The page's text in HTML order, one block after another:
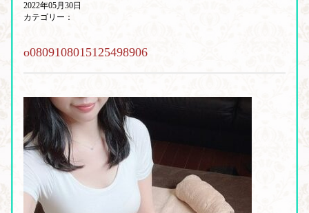
2022年05月30日
カテゴリー：
o0809108015125498906